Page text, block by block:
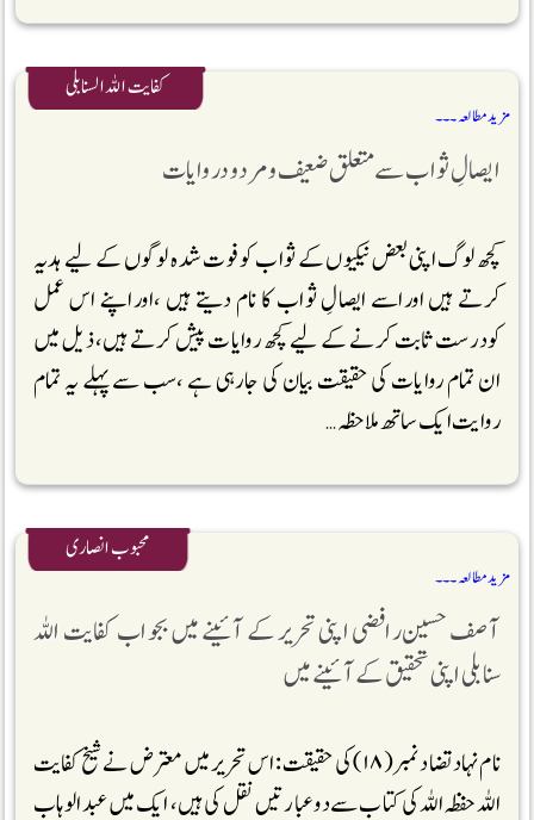
کفایت اللہ السنابلی
ایصالِ ثواب سے متعلق ضعیف ومردود روایات
کچھ لوگ اپنی بعض نیکیوں کے ثواب کو فوت شدہ لوگوں کے لیے ہدیہ
کرتے ہیں اوراسے ایصالِ ثواب کا نام دیتے ہیں ،اوراپنے اس عمل
کودرست ثابت کرنے کے لیے کچھ روایات پیش کرتے ہیں،ذیل میں
ان تمام روایات کی حقیقت بیان کی جارہی ہے ،سب سے پہلے یہ تمام
روایت ایک ساتھ ملاحظہ …
مزید مطالعہ ۔۔۔
محبوب انصاری
آصف حسین رافضی اپنی تحریر کے آئینے میں بجواب کفایت اللہ
سنابلی اپنی تحقیق کے آئینے میں
نام نہاد تضاد نمبر(۱۸)کی حقیقت : اس تحریر میں معترض نے شیخ کفایت
اللہ حفظہ اللہ کی کتاب سے دو عبارتیں نقل کی ہیں، ایک میں عبد الوہاب
مزید مطالعہ ۔۔۔